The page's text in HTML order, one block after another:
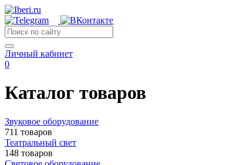
Личный кабинет
0
Каталог товаров
Звуковое оборудование
711 товаров
Театральный свет
148 товаров